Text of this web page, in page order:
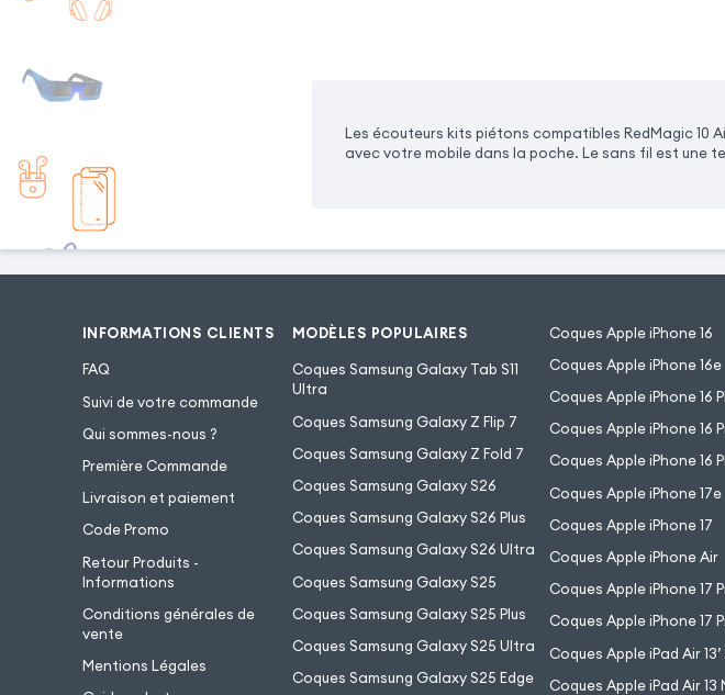
Les écouteurs kits piétons compatibles RedMagic
avec votre mobile dans la poche. Le sans fil est une
INFORMATIONS CLIENTS
FAQ
Suivi de votre commande
Qui sommes-nous ?
Première Commande
Livraison et paiement
Code Promo
Retour Produits -
Informations
Conditions générales de
vente
Mentions Légales
MODÈLES POPULAIRES
Coques Samsung Galaxy Tab S11
Ultra
Coques Samsung Galaxy Z Flip 7
Coques Samsung Galaxy Z Fold 7
Coques Samsung Galaxy S26
Coques Samsung Galaxy S26 Plus
Coques Samsung Galaxy S26 Ultra
Coques Samsung Galaxy S25
Coques Samsung Galaxy S25 Plus
Coques Samsung Galaxy S25 Ultra
Coques Samsung Galaxy S25 Edge
Coques Apple iPhone 16
Coques Apple iPhone 16e
Coques Apple iPhone 16
Coques Apple iPhone 16
Coques Apple iPhone 16
Coques Apple iPhone 17e
Coques Apple iPhone 17
Coques Apple iPhone Air
Coques Apple iPhone 17
Coques Apple iPhone 17
Coques Apple iPad Air
Coques Apple iPad Air 13